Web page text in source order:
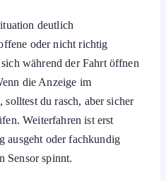
deutlich
oder nicht richtig
während der Fahrt öffnen
die Anzeige im
du rasch, aber sicher
Weiterfahren ist erst
ausgeht oder fachkundig
Sensor spinnt.